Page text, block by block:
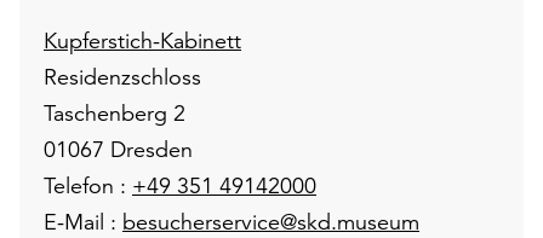
Kupferstich-Kabinett
Residenzschloss
Taschenberg 2
01067 Dresden
Telefon : +49 351 49142000
E-Mail : besucherservice@skd.museum